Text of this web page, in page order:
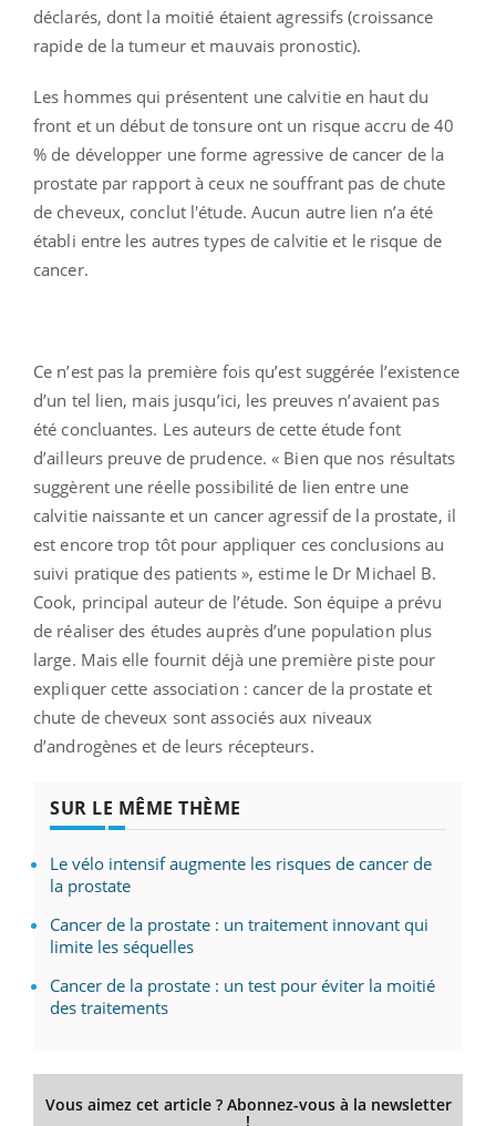
déclarés, dont la moitié étaient agressifs (croissance
rapide de la tumeur et mauvais pronostic).
Les hommes qui présentent une calvitie en haut du
front et un début de tonsure ont un risque accru de 40
% de développer une forme agressive de cancer de la
prostate par rapport à ceux ne souffrant pas de chute
de cheveux, conclut l'étude. Aucun autre lien n’a été
établi entre les autres types de calvitie et le risque de
cancer.
Ce n’est pas la première fois qu’est suggérée l’existence
d’un tel lien, mais jusqu’ici, les preuves n’avaient pas
été concluantes. Les auteurs de cette étude font
d’ailleurs preuve de prudence. « Bien que nos résultats
suggèrent une réelle possibilité de lien entre une
calvitie naissante et un cancer agressif de la prostate, il
est encore trop tôt pour appliquer ces conclusions au
suivi pratique des patients », estime le Dr Michael B.
Cook, principal auteur de l’étude. Son équipe a prévu
de réaliser des études auprès d’une population plus
large. Mais elle fournit déjà une première piste pour
expliquer cette association : cancer de la prostate et
chute de cheveux sont associés aux niveaux
d’androgènes et de leurs récepteurs.
SUR LE MÊME THÈME
Le vélo intensif augmente les risques de cancer de
la prostate
Cancer de la prostate : un traitement innovant qui
limite les séquelles
Cancer de la prostate : un test pour éviter la moitié
des traitements
Vous aimez cet article ? Abonnez-vous à la newsletter
!